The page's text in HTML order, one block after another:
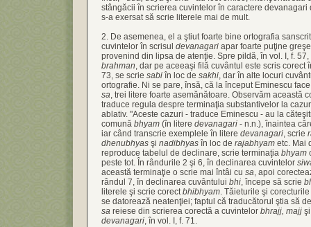
stângăcii în scrierea cuvintelor în caractere devanagari
s-a exersat să scrie literele mai de mult.
2. De asemenea, el a ştiut foarte bine ortografia
cuvintelor în scrisul devanagari apar foarte puţine
provenind din lipsa de atenţie. Spre pildă, în vol. I, f.
brahman, dar pe aceeaşi filă cuvântul este scris corect
73, se scrie sabi în loc de sakhi, dar în alte locuri
ortografie. Ni se pare, însă, că la început Eminescu
sa, trei litere foarte asemănătoare. Observăm această
traduce regula despre terminaţia substantivelor la
ablativ. "Aceste cazuri - traduce Eminescu - au la
comună bhyam (în litere devanagari - n.n.), înaintea
iar când transcrie exemplele în litere devanagari, scrie
dhenubhyas şi nadibhyas în loc de rajabhyam etc. Mai
reproduce tabelul de declinare, scrie terminaţia bhyam
peste tot. În rândurile 2 şi 6, în declinarea cuvintelor
această terminaţie o scrie mai întâi cu sa, apoi
rândul 7, în declinarea cuvântului bhi, începe să scrie
literele şi scrie corectbhibhyam. Tăieturile şi
se datorează neatenţiei; faptul că traducătorul ştia să
sa reiese din scrierea corectă a cuvintelor bhrajj, majj
devanagari, în vol. I, f. 71.